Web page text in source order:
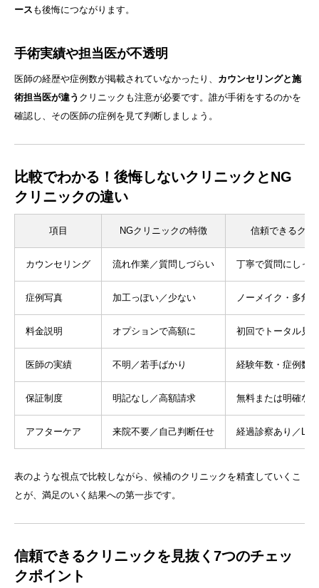
ース も後悔につながります。
手術実績や担当医が不透明
医師の経歴や症例数が掲載されていなかったり、 カウンセリングと施
術担当医が違う クリニックも注意が必要です。誰が手術をするのかを
確認し、その医師の症例を見て判断しましょう。
比較でわかる！後悔しないクリニックとNG
クリニックの違い
項目 NGクリニックの特徴 信頼できるクリ
カウンセリング 流れ作業／質問しづらい 丁寧で質問にしっ
症例写真 加工っぽい／少ない ノーメイク・多角
料金説明 オプションで高額に 初回でトータル見
医師の実績 不明／若手ばかり 経験年数・症例数
保証制度 明記なし／高額請求 無料または明確な
アフターケア 来院不要／自己判断任せ 経過診察あり／
表のような視点で比較しながら、候補のクリニックを精査していくこ
とが、満足のいく結果への第一歩です。
信頼できるクリニックを見抜く7つのチェッ
クポイント